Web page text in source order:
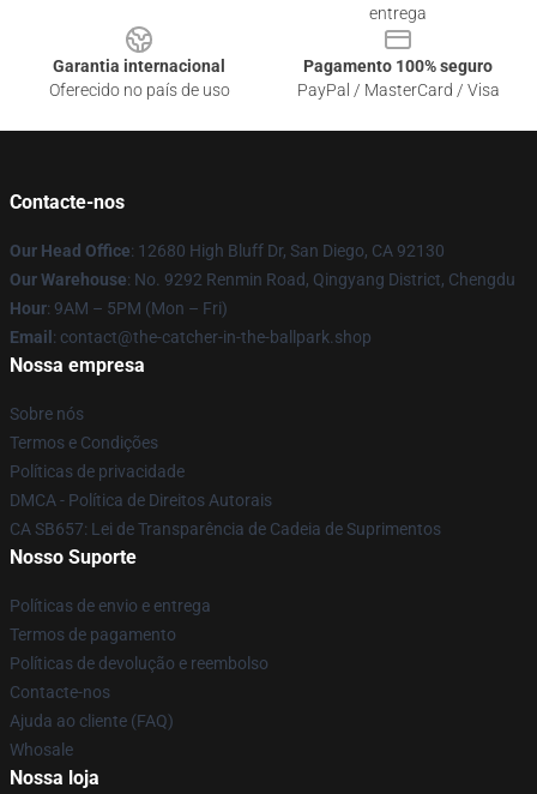
entrega
Garantia internacional
Oferecido no país de uso
Pagamento 100% seguro
PayPal / MasterCard / Visa
Contacte-nos
Our Head Office: 12680 High Bluff Dr, San Diego, CA 92130
Our Warehouse: No. 9292 Renmin Road, Qingyang District, Chengdu
Hour: 9AM – 5PM (Mon – Fri)
Email : contact@the-catcher-in-the-ballpark.shop
Nossa empresa
Sobre nós
Termos e Condições
Políticas de privacidade
DMCA - Política de Direitos Autorais
CA SB657: Lei de Transparência de Cadeia de Suprimentos
Nosso Suporte
Políticas de envio e entrega
Termos de pagamento
Políticas de devolução e reembolso
Contacte-nos
Ajuda ao cliente (FAQ)
Whosale
Nossa loja